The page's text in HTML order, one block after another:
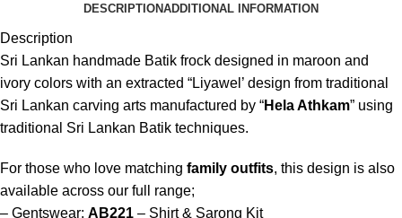
DESCRIPTIONADDITIONAL INFORMATION
Description
Sri Lankan handmade Batik frock designed in maroon and
ivory colors with an extracted “Liyawel’ design from traditional
Sri Lankan carving arts manufactured by “Hela Athkam” using
traditional Sri Lankan Batik techniques.
For those who love matching family outfits, this design is also
available across our full range;
– Gentswear: AB221 – Shirt & Sarong Kit